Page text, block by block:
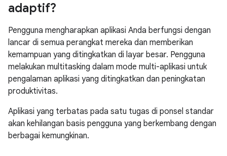
adaptif?
Pengguna mengharapkan aplikasi Anda berfungsi dengan
lancar di semua perangkat mereka dan memberikan
kemampuan yang ditingkatkan di layar besar. Pengguna
melakukan multitasking dalam mode multi-aplikasi untuk
pengalaman aplikasi yang ditingkatkan dan peningkatan
produktivitas.
Aplikasi yang terbatas pada satu tugas di ponsel standar
akan kehilangan basis pengguna yang berkembang dengan
berbagai kemungkinan.